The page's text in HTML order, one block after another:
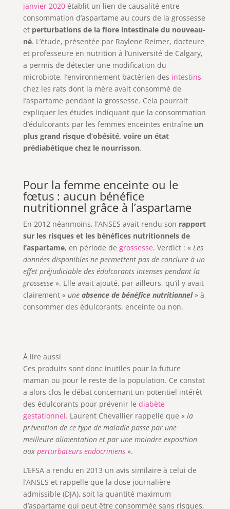
janvier 2020établit un lien de causalité entre
consommation d’aspartame au cours de la grossesse
et perturbations de la flore intestinale du nouveau-
né. L’étude, présentée par Raylene Reimer, docteure
et professeure en nutrition à l’université de Calgary,
a permis de détecter une modification du
microbiote, l’environnement bactérien des intestins,
chez les rats dont la mère avait consommé de
l’aspartame pendant la grossesse. Cela pourrait
expliquer les études indiquant que la consommation
d’édulcorants par les femmes enceintes entraîne un
plus grand risque d’obésité, voire un état
prédiabétique chez le nourrisson.
Pour la femme enceinte ou le
fœtus : aucun bénéfice
nutritionnel grâce à l’aspartame
En 2012 néanmoins, l’ANSES avait rendu son rapport
sur les risques et les bénéfices nutritionnels de
l’aspartame, en période de grossesse. Verdict : « Les
données disponibles ne permettent pas de conclure à un
effet préjudiciable des édulcorants intenses pendant la
grossesse ». Elle avait ajouté, par ailleurs, qu’il y avait
clairement « une absence de bénéfice nutritionnel» à
consommer des édulcorants, enceinte ou non.
À lire aussi
Ces produits sont donc inutiles pour la future
maman ou pour le reste de la population. Ce constat
a alors clos le débat concernant un potentiel intérêt
des édulcorants pour prévenir le diabète
gestationnel. Laurent Chevallier rappelle que « la
prévention de ce type de maladie passe par une
meilleure alimentation et par une moindre exposition
aux perturbateurs endocriniens ».
L’EFSA a rendu en 2013 un avis similaire à celui de
l’ANSES et rappelle que la dose journalière
admissible (DJA), soit la quantité maximum
d’aspartame qui peut être consommée sans risques,